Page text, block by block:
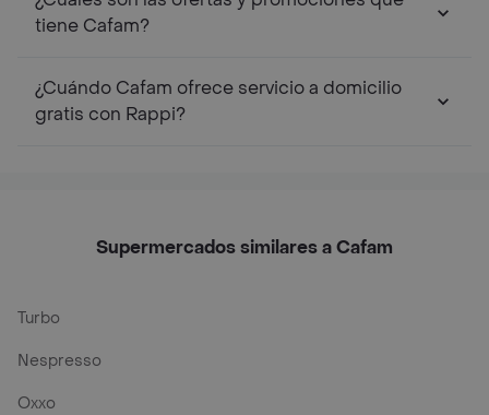
tiene Cafam?
¿Cuándo Cafam ofrece servicio a domicilio
gratis con Rappi?
Supermercados similares a Cafam
Turbo
Nespresso
Oxxo